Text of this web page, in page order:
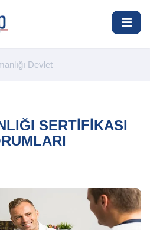
Devlet
SERTIFIKASI